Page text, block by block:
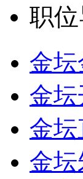
职
金
金
金
金